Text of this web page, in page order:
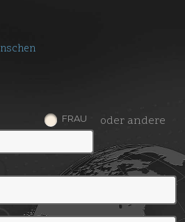
FRAU oder andere